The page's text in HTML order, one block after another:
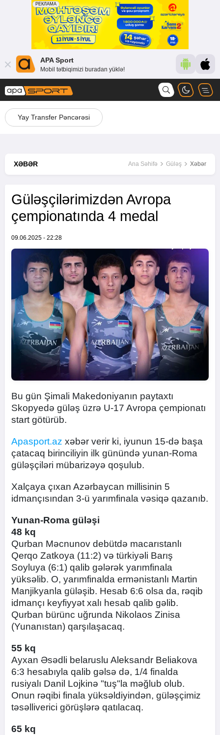
APA Sport
Mobil tətbiqimizi buradan yüklə!
Yay Transfer Pəncərəsi
XƏBƏR Ana Səhifə Güləş Xəbər
Güləşçilərimizdən Avropa
çempionatında 4 medal
09.06.2025 - 22:28
Bu gün Şimali Makedoniyanın paytaxtı
Skopyedə güləş üzrə U-17 Avropa çempionatı
start götürüb.
Apasport.az xəbər verir ki, iyunun 15-də başa
çatacaq birinciliyin ilk günündə yunan-Roma
güləşçiləri mübarizəyə qoşulub.
Xalçaya çıxan Azərbaycan millisinin 5
idmançısından 3-ü yarımfinala vəsiqə qazanıb.
Yunan-Roma güləşi
48 kq
Qurban Məcnunov debütdə macarıstanlı
Qerqo Zatkoya (11:2) və türkiyəli Barış
Soyluya (6:1) qalib gələrək yarımfinala
yüksəlib. O, yarımfinalda ermənistanlı Martin
Manjikyanla güləşib. Hesab 6:6 olsa da, rəqib
idmançı keyfiyyət xalı hesab qalib gəlib.
Qurban bürünc uğrunda Nikolaos Zinisa
(Yunanıstan) qarşılaşacaq.
55 kq
Ayxan Əsədli belaruslu Aleksandr Beliakova
6:3 hesabıyla qalib gəlsə də, 1/4 finalda
rusiyalı Danil Lojkinə "tuş"la məğlub olub.
Onun rəqibi finala yüksəldiyindən, güləşçimiz
təsəlliverici görüşlərə qatılacaq.
65 kq